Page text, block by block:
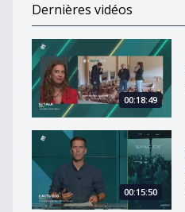
Dernières vidéos
Le meilleur de la saison
00:18:49
SpaceX : les marchés ont-
00:15:50